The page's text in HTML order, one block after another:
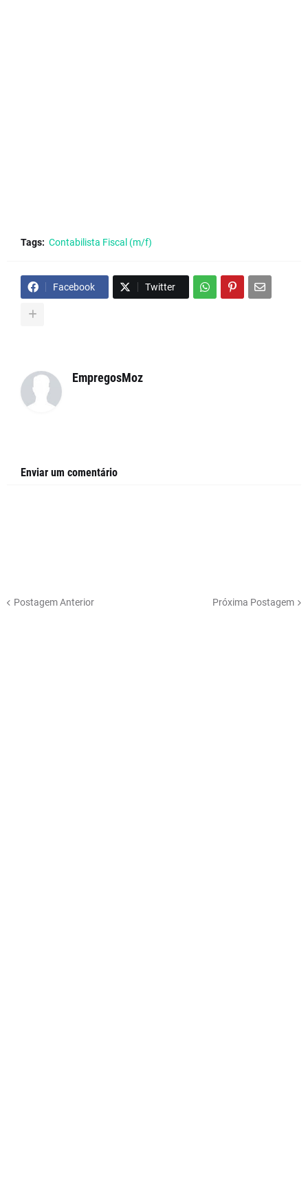
Tags: Contabilista Fiscal (m/f)
Facebook Twitter
EmpregosMoz
Enviar um comentário
Postagem Anterior Próxima Postagem